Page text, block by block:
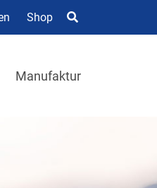
Shop
Manufaktur